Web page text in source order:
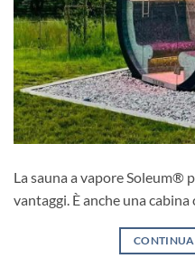
La sauna a vapore Soleum®
vantaggi. È anche una
CONTINUA